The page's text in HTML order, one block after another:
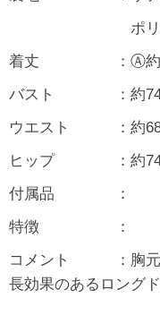
ポリエス
着丈 ：Ⓐ約
バスト ：約74
ウエスト ：約68
ヒップ ：約74
付属品 ：
特徴 ：
コメント ：胸元の
長効果のあるロングド